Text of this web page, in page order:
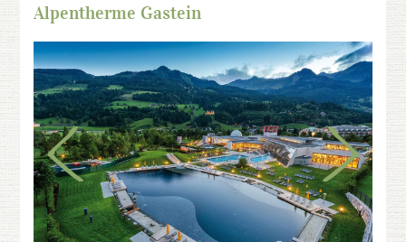
Alpentherme Gastein